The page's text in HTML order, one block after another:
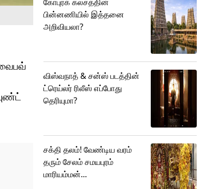
பின்னணியில் இத்தனை
அறிவியலா?
விஸ்வநாத் & சன்ஸ் படத்தின்
ட்ரெய்லர் ரிலீஸ் எப்போது
தெரியுமா?
சக்தி தலம்! வேண்டிய வரம்
தரும் சேலம் சமயபுரம்
மாரியம்மன்...